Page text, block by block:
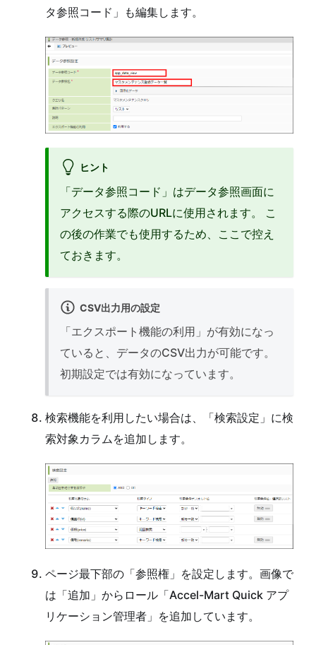
タ参照コード」も編集します。
ヒント
「データ参照コード」はデータ参照画面に
アクセスする際のURLに使用されます。 こ
の後の作業でも使用するため、ここで控え
ておきます。
CSV出力用の設定
「エクスポート機能の利用」が有効になっ
ていると、データのCSV出力が可能です。
初期設定では有効になっています。
検索機能を利用したい場合は、「検索設定」に検
索対象カラムを追加します。
ページ最下部の「参照権」を設定します。画像で
は「追加」からロール「Accel-Mart Quick アプ
リケーション管理者」を追加しています。